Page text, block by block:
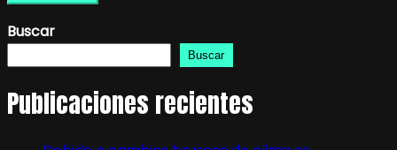
Buscar
Buscar
Publicaciones recientes